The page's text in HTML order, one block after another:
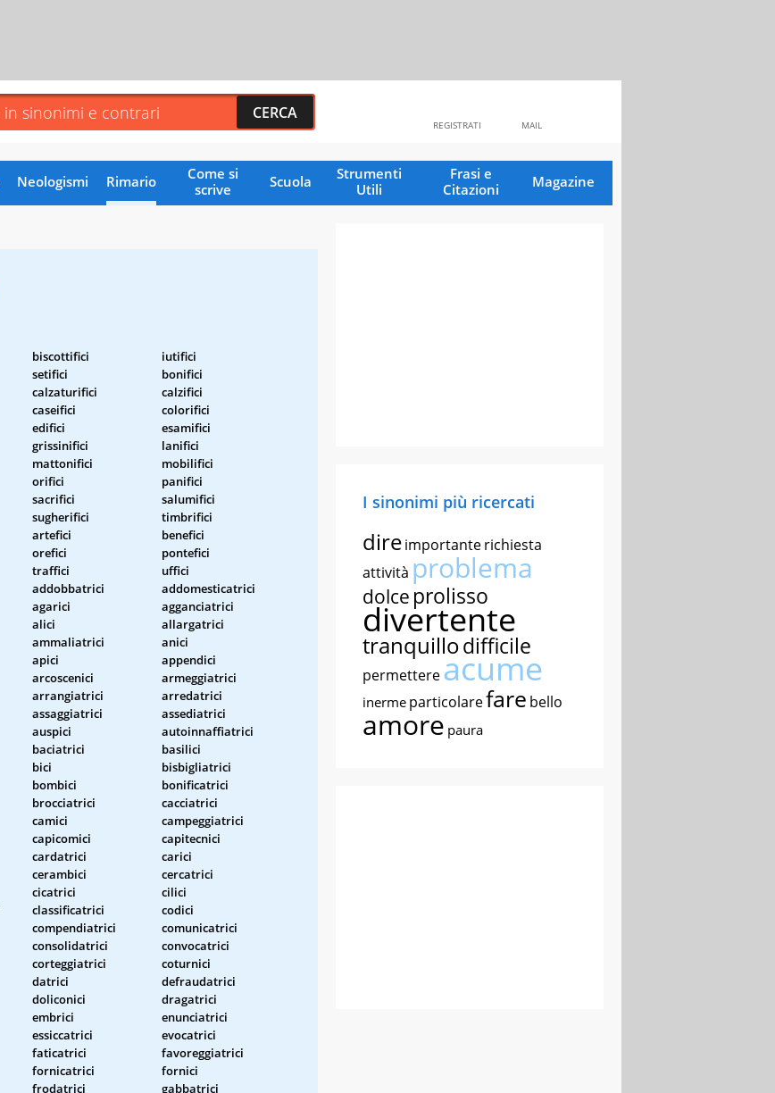
MAIL
REGISTRATI
Neologismi Rimario
Come si
scrive
Scuola
Strumenti
Utili
Frasi e
Citazioni
Magazine
biscottifici
iutifici
setifici
bonifici
calzaturifici
calzifici
caseifici
colorifici
edifici
esamifici
grissinifici
lanifici
mattonifici
mobilifici
orifici
panifici
sacrifici
salumifici
sugherifici
timbrifici
artefici
benefici
orefici
pontefici
traffici
uffici
addobbatrici
addomesticatrici
agarici
agganciatrici
alici
allargatrici
ammaliatrici
anici
apici
appendici
arcoscenici
armeggiatrici
arrangiatrici
arredatrici
assaggiatrici
assediatrici
auspici
autoinnaffiatrici
baciatrici
basilici
bici
bisbigliatrici
bombici
bonificatrici
brocciatrici
cacciatrici
camici
campeggiatrici
capicomici
capitecnici
cardatrici
carici
cerambici
cercatrici
cicatrici
cilici
classificatrici
codici
compendiatrici
comunicatrici
consolidatrici
convocatrici
corteggiatrici
coturnici
datrici
defraudatrici
doliconici
dragatrici
embrici
enunciatrici
essiccatrici
evocatrici
faticatrici
favoreggiatrici
fornicatrici
fornici
frodatrici
gabbatrici
I sinonimi più ricercati
direimportanterichiesta
attività problema
dolce prolisso
divertente
tranquillodifficile
permettereacume
inerme particolarefare bello
amore paura